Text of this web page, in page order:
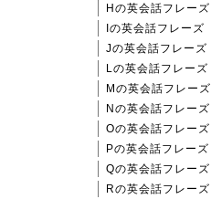
Hの英会話フレーズ
Iの英会話フレーズ
Jの英会話フレーズ
Lの英会話フレーズ
Mの英会話フレーズ
Nの英会話フレーズ
Oの英会話フレーズ
Pの英会話フレーズ
Qの英会話フレーズ
Rの英会話フレーズ